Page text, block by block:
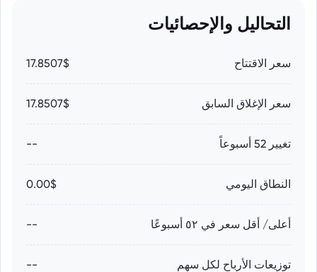
التحاليل والإحصائيات
سعر الاقتتاح 17.8507$
سعر الإغلاق السابق 17.8507$
تغيير 52 أسبوعاً --
النطاق اليومي 0.00$
أعلى/ أقل سعر في ٥٢ أسبوعًا --
توزيعات الأرباح لكل سهم --